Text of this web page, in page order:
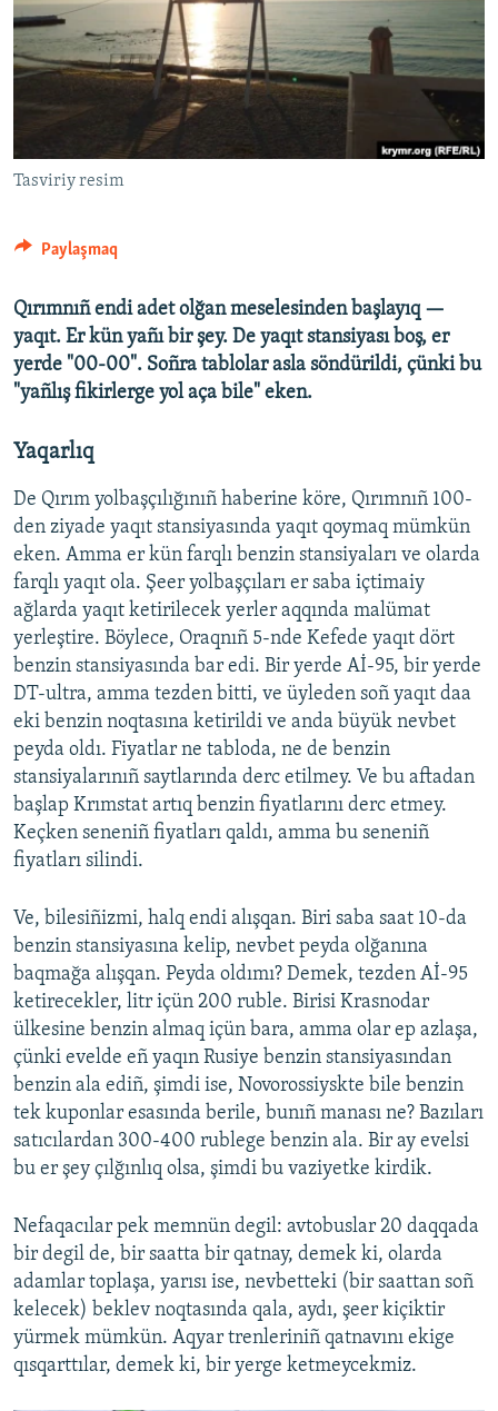
Русский
Українською
RFE/RS bütün saytları
Tasviriy resim
Paylaşmaq
Qırımnıñ endi adet olğan meselesinden başlayıq —
yaqıt. Er kün yañı bir şey. De yaqıt stansiyası boş, er
yerde "00-00". Soñra tablolar asla söndürildi, çünki bu
"yañlış fikirlerge yol aça bile" eken.
Yaqarlıq
De Qırım yolbaşçılığınıñ haberine köre, Qırımnıñ 100-
den ziyade yaqıt stansiyasında yaqıt qoymaq mümkün
eken. Amma er kün farqlı benzin stansiyaları ve olarda
farqlı yaqıt ola. Şeer yolbaşçıları er saba içtimaiy
ağlarda yaqıt ketirilecek yerler aqqında malümat
yerleştire. Böylece, Oraqnıñ 5-nde Kefede yaqıt dört
benzin stansiyasında bar edi. Bir yerde Aİ-95, bir yerde
DT-ultra, amma tezden bitti, ve üyleden soñ yaqıt daa
eki benzin noqtasına ketirildi ve anda büyük nevbet
peyda oldı. Fiyatlar ne tabloda, ne de benzin
stansiyalarınıñ saytlarında derc etilmey. Ve bu aftadan
başlap Krımstat artıq benzin fiyatlarını derc etmey.
Keçken seneniñ fiyatları qaldı, amma bu seneniñ
fiyatları silindi.
Ve, bilesiñizmi, halq endi alışqan. Biri saba saat 10-da
benzin stansiyasına kelip, nevbet peyda olğanına
baqmağa alışqan. Peyda oldımı? Demek, tezden Aİ-95
ketirecekler, litr içün 200 ruble. Birisi Krasnodar
ülkesine benzin almaq içün bara, amma olar ep azlaşa,
çünki evelde eñ yaqın Rusiye benzin stansiyasından
benzin ala ediñ, şimdi ise, Novorossiyskte bile benzin
tek kuponlar esasında berile, bunıñ manası ne? Bazıları
satıcılardan 300-400 rublege benzin ala. Bir ay evelsi
bu er şey çılğınlıq olsa, şimdi bu vaziyetke kirdik.
Nefaqacılar pek memnün degil: avtobuslar 20 daqqada
bir degil de, bir saatta bir qatnay, demek ki, olarda
adamlar toplaşa, yarısı ise, nevbetteki (bir saattan soñ
kelecek) beklev noqtasında qala, aydı, şeer kiçiktir
yürmek mümkün. Aqyar trenleriniñ qatnavını ekige
qısqarttılar, demek ki, bir yerge ketmeycekmiz.